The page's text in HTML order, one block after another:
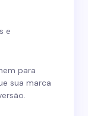
e
para
sua marca